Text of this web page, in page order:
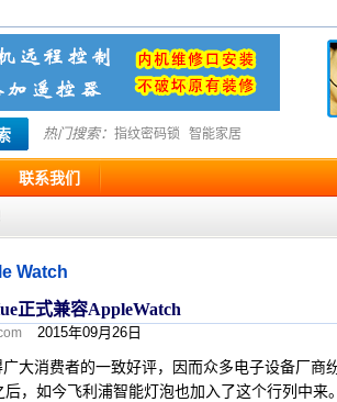
热门搜索： 指纹密码锁 智能家居
联系我们
Watch
正式兼容AppleWatch
2015年09月26日
消费者的一致好评，因而众多电子设备厂商
，如今飞利浦智能灯泡也加入了这个行列中来。